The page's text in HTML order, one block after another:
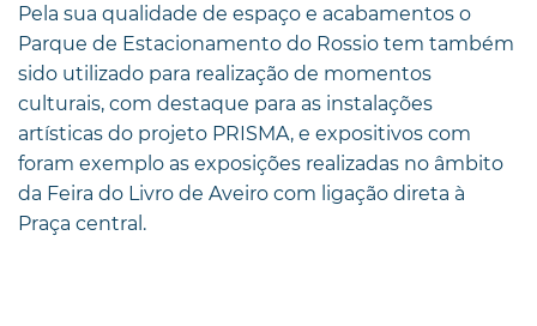
Pela sua qualidade de espaço e acabamentos o
Parque de Estacionamento do Rossio tem também
sido utilizado para realização de momentos
culturais, com destaque para as instalações
artísticas do projeto PRISMA, e expositivos com
foram exemplo as exposições realizadas no âmbito
da Feira do Livro de Aveiro com ligação direta à
Praça central.